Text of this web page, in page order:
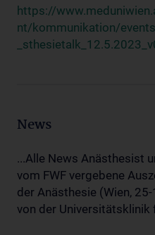
https://
nt/kommunikation/
News
...Alle News Anästhesist
vom FWF vergebene
der Anästhesie (Wien,
von der Universitätsklinik